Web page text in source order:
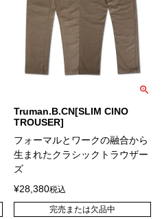
Truman.B.CN[SLIM CINO
TROUSER]
フォーマルとワークの融合から
生まれたクラシックトラウザー
ズ
¥28,380税込
完売または欠品中